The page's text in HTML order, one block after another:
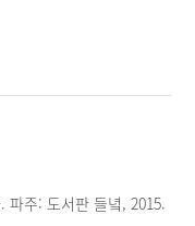
파주: 도서판 들녘, 2015.